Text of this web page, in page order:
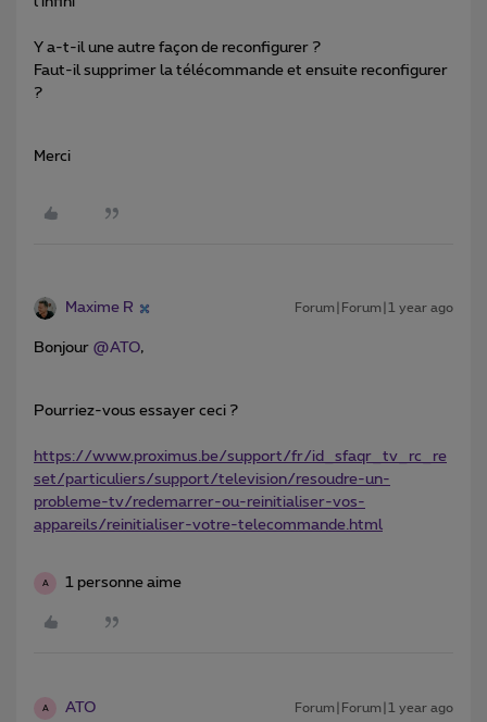
Y a-t-il une autre façon de reconfigurer ?
Faut-il supprimer la télécommande et ensuite reconfigurer
?
Merci
Maxime R Forum|Forum|1 year ago
Bonjour @ATO,
Pourriez-vous essayer ceci ?
https://www.proximus.be/support/fr/id_sfaqr_tv_rc_re
set/particuliers/support/television/resoudre-un-
probleme-tv/redemarrer-ou-reinitialiser-vos-
appareils/reinitialiser-votre-telecommande.html
A 1 personne aime
A ATO Forum|Forum|1 year ago